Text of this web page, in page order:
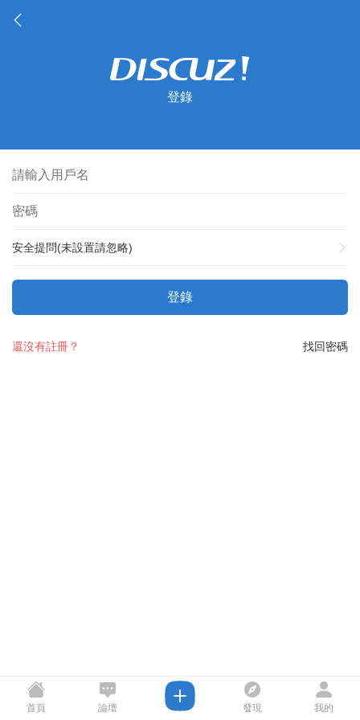
登錄
安全提問(未設置請忽略)
登錄
找回密碼
還沒有註冊？
首頁 論壇 發現 我的